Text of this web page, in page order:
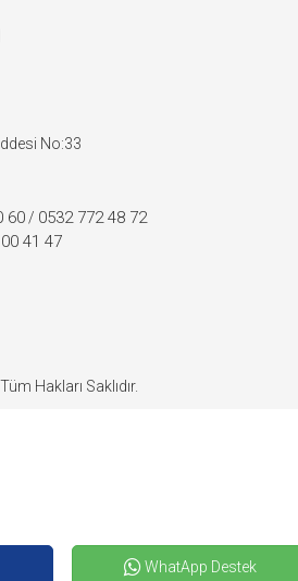
WhatApp Destek
No:33
60/ 0532 772 48 72
41 47
Hakları Saklıdır.